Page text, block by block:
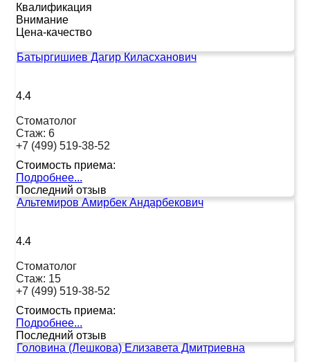
Квалификация
Внимание
Цена-качество
Батыргишиев Дагир Киласханович
4.4
Стоматолог
Стаж: 6
+7 (499) 519-38-52
Стоимость приема:
Подробнее...
Последний отзыв
Альтемиров Амирбек Андарбекович
4.4
Стоматолог
Стаж: 15
+7 (499) 519-38-52
Стоимость приема:
Подробнее...
Последний отзыв
Головина (Лешкова) Елизавета Дмитриевна